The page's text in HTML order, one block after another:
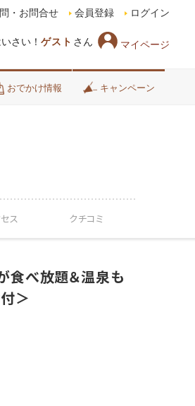
さい！ ゲスト さん マイページ
・お問合せ 会員登録 ログイン
おでかけ情報 キャンペーン
ス クチコミ
食べ放題＆温泉も
＞